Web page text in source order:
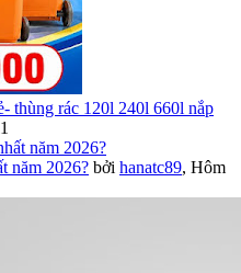
thùng rác 120l 240l 660l nắp
năm 2026? bởi hanatc89, Hôm